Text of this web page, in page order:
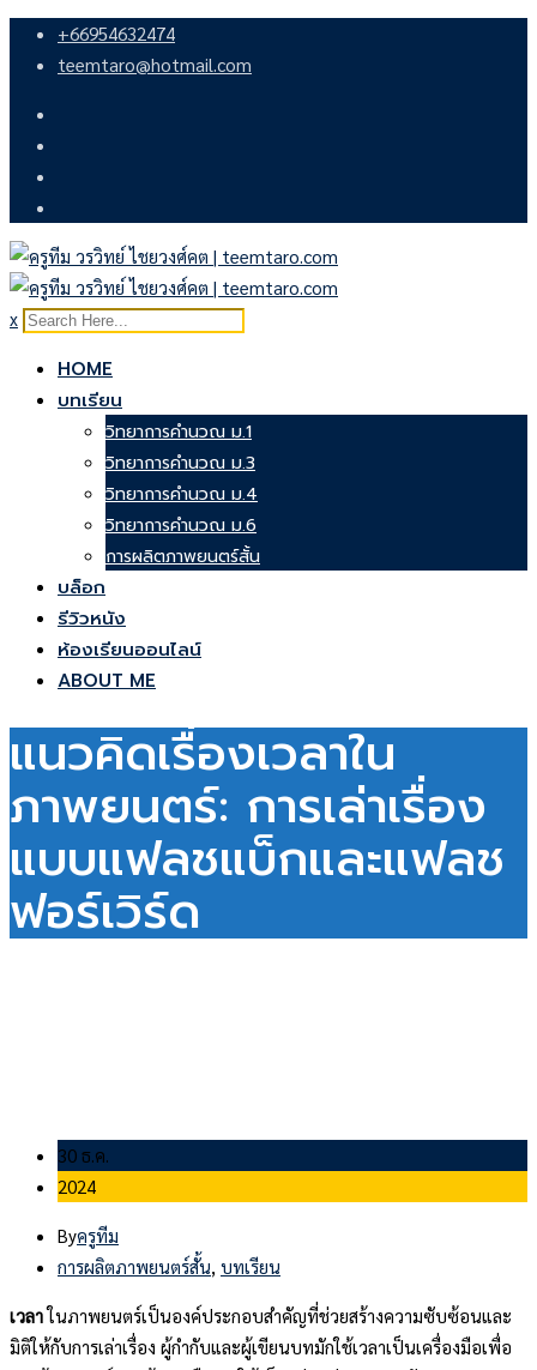
Skip
+66954632474
teemtaro@hotmail.com
x
HOME
บทเรียน
วิทยาการคำนวณ ม.1
วิทยาการคำนวณ ม.3
วิทยาการคำนวณ ม.4
วิทยาการคำนวณ ม.6
การผลิตภาพยนตร์สั้น
บล็อก
รีวิวหนัง
ห้องเรียนออนไลน์
ABOUT ME
แนวคิดเรื่องเวลาใน
ภาพยนตร์: การเล่าเรื่อง
แบบแฟลชแบ็กและแฟลช
ฟอร์เวิร์ด
30 ธ.ค.
2024
Byครูทีม
การผลิตภาพยนตร์สั้น บทเรียน
เวลาในภาพยนตร์เป็นองค์ประกอบสำคัญที่ช่วยสร้างความซับซ้อนและ
มิติให้กับการเล่าเรื่อง ผู้กำกับและผู้เขียนบทมักใช้เวลาเป็นเครื่องมือเพื่อ